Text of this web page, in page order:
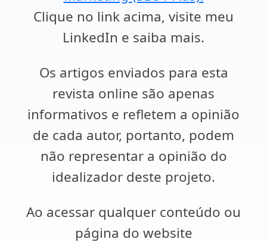
Clique no link acima, visite meu
LinkedIn e saiba mais.
Os artigos enviados para esta
revista online são apenas
informativos e refletem a opinião
de cada autor, portanto, podem
não representar a opinião do
idealizador deste projeto.
Ao acessar qualquer conteúdo ou
página do website